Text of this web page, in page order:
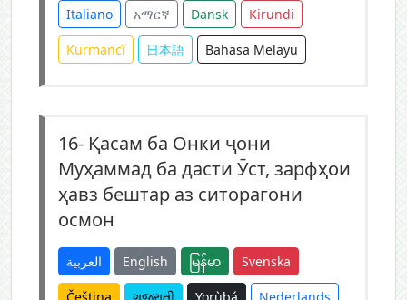
Italiano አማርኛ Dansk Kirundi
Kurmancî 日本語 Bahasa Melayu
16- Қасам ба Онки ҷони
Муҳаммад ба дасти Ӯст, зарфҳои
ҳавз бештар аз ситорагони
осмон
العربية English မြန်မာ Svenska
Čeština ગુજરાતી Yorùbá Nederlands